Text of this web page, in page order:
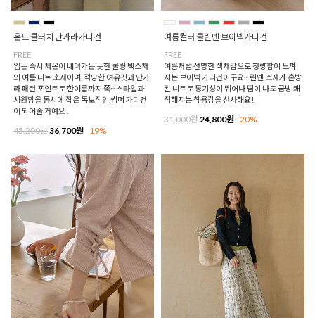
온드 쿨터치 단가라가디건
FREE
입는 즉시 체온이 내려가는 듯한 쿨링 텍스처
의 여름 니트 소재이며, 적당한 여유핏과 단가
라 패턴 포인트로 한여름까지 쭉~ 스타일과
시원함을 동시에 잡은 독보적인 썸머 가디건
이 되어줄 거예요!
45,200원36,700원 19%
여름컬러 쿨린넨 브이넥가디건
FREE
여름처럼 선명한 색채감으로 청량함이 느껴
지는 브이넥 가디건이구요~ 린넨 소재가 혼방
된 니트로 통기성이 뛰어나 땀이 나도 금방 쾌
적해지는 착용감을 선사해요!
31,000원24,800원 20%